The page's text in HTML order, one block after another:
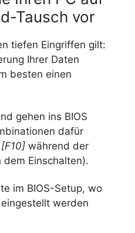
Tausch vor
tiefen Eingriffen gilt:
Ihrer Daten
besten einen
gehen ins BIOS
dafür
[F10] während der
Einschalten).
im BIOS-Setup, wo
werden